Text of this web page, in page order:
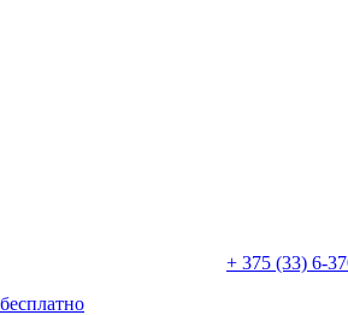
+ 375 (33) 6-